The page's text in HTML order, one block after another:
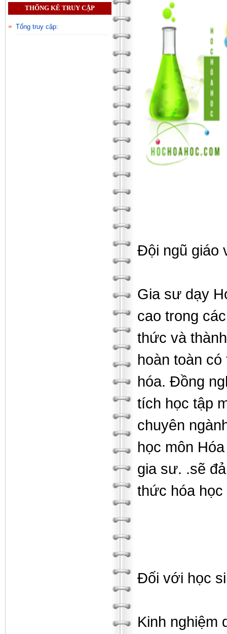
THỐNG KÊ TRUY CẬP
Tổng truy cập:
Đội ngũ giáo
Gia sư dạy
cao trong
thức và
hoàn toàn
hóa. Đồng
tích học tập
chuyên
học môn
gia sư. .sẽ
thức hóa
Đối với học
Kinh nghiệm